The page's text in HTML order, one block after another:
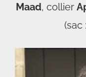
CONTACT
Maad, collier
(sac :